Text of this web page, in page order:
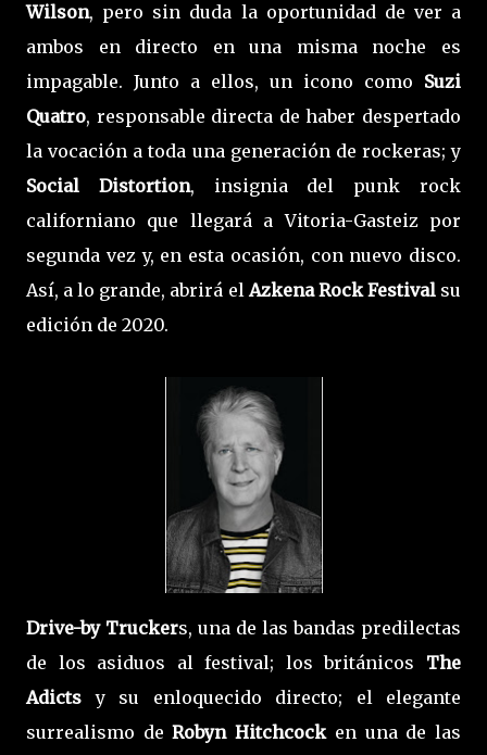
Wilson, pero sin duda la oportunidad de ver a
ambos en directo en una misma noche es
impagable. Junto a ellos, un icono como Suzi
Quatro, responsable directa de haber despertado
la vocación a toda una generación de rockeras; y
Social Distortion, insignia del punk rock
californiano que llegará a Vitoria-Gasteiz por
segunda vez y, en esta ocasión, con nuevo disco.
Así, a lo grande, abrirá elAzkena Rock Festivalsu
edición de 2020.
Drive-by Truckers, una de las bandas predilectas
de los asiduos al festival; los británicos The
Adicts y su enloquecido directo; el elegante
surrealismo deRobyn Hitchcocken una de las